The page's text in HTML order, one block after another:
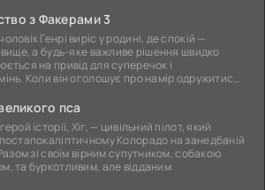
з Факерами 3
Генрі виріс у родині, де спокій —
а будь-яке важливе рішення швидко
на привід для суперечок і
Коли він оголошує про намір одружитися,
пса
історії, Хіг, — цивільний пілот, який
Колорадо на занедбаній
зі своїм вірним супутником, собакою
та буркотливим, але відданим